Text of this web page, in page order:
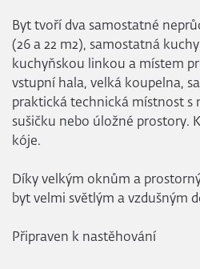
Byt tvoří dva samostatné
(26 a 22 m2), samostatná
kuchyňskou linkou a místem
vstupní hala, velká koupelna,
praktická technická místnost s
sušičku nebo úložné prostory.
kóje.
Díky velkým oknům a
byt velmi světlým a vzdušným
Připraven k nastěhování